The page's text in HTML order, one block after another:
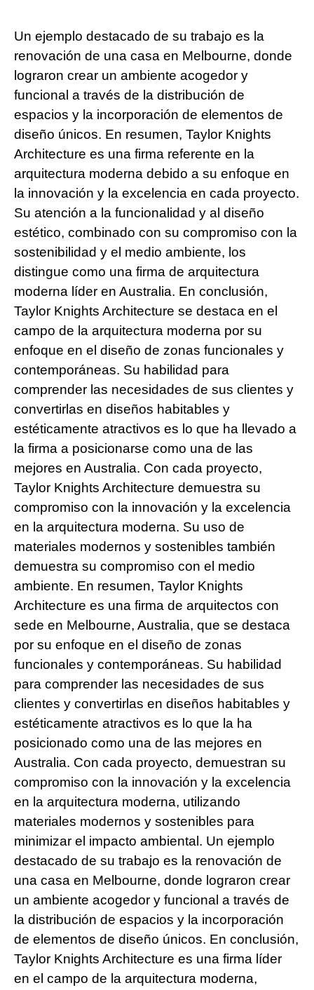
Un ejemplo destacado de su trabajo es la
renovación de una casa en Melbourne, donde
lograron crear un ambiente acogedor y
funcional a través de la distribución de
espacios y la incorporación de elementos de
diseño únicos. En resumen, Taylor Knights
Architecture es una firma referente en la
arquitectura moderna debido a su enfoque en
la innovación y la excelencia en cada proyecto.
Su atención a la funcionalidad y al diseño
estético, combinado con su compromiso con la
sostenibilidad y el medio ambiente, los
distingue como una firma de arquitectura
moderna líder en Australia. En conclusión,
Taylor Knights Architecture se destaca en el
campo de la arquitectura moderna por su
enfoque en el diseño de zonas funcionales y
contemporáneas. Su habilidad para
comprender las necesidades de sus clientes y
convertirlas en diseños habitables y
estéticamente atractivos es lo que ha llevado a
la firma a posicionarse como una de las
mejores en Australia. Con cada proyecto,
Taylor Knights Architecture demuestra su
compromiso con la innovación y la excelencia
en la arquitectura moderna. Su uso de
materiales modernos y sostenibles también
demuestra su compromiso con el medio
ambiente. En resumen, Taylor Knights
Architecture es una firma de arquitectos con
sede en Melbourne, Australia, que se destaca
por su enfoque en el diseño de zonas
funcionales y contemporáneas. Su habilidad
para comprender las necesidades de sus
clientes y convertirlas en diseños habitables y
estéticamente atractivos es lo que la ha
posicionado como una de las mejores en
Australia. Con cada proyecto, demuestran su
compromiso con la innovación y la excelencia
en la arquitectura moderna, utilizando
materiales modernos y sostenibles para
minimizar el impacto ambiental. Un ejemplo
destacado de su trabajo es la renovación de
una casa en Melbourne, donde lograron crear
un ambiente acogedor y funcional a través de
la distribución de espacios y la incorporación
de elementos de diseño únicos. En conclusión,
Taylor Knights Architecture es una firma líder
en el campo de la arquitectura moderna,